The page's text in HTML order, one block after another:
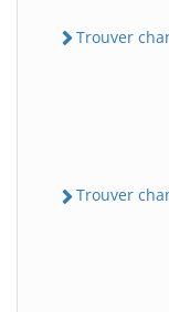
Trouver
Trouver